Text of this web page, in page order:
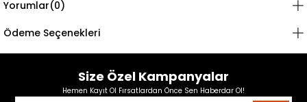
Yorumlar(0)
Ödeme Seçenekleri
Size Özel Kampanyalar
Hemen Kayıt Ol Fırsatlardan Önce Sen Haberdar Ol!